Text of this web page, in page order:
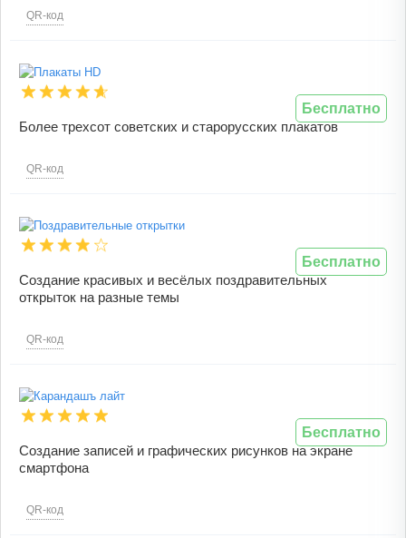
QR-код
Более трехсот советских и старорусских плакатов
QR-код
Бесплатно
Создание красивых и весёлых поздравительных
открыток на разные темы
QR-код
Бесплатно
Создание записей и графических рисунков на экране
смартфона
QR-код
Бесплатно